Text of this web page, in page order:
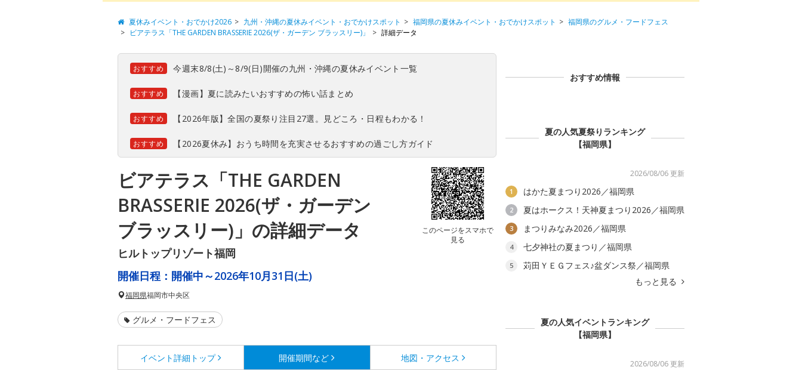
夏休みイベント・おでかけ2026 九州・沖縄の夏休みイベント・おでかけスポット 福岡県の夏休みイベント・おでかけスポット
福岡県のグルメ・フードフェス
ビアテラス「THE GARDEN BRASSERIE 2026(ザ・ガーデン ブラッスリー)」
詳細データ
おすすめ 今週末8/8(土)～8/9(日)開催の九州・沖縄の夏休みイベント一覧
おすすめ 【漫画】夏に読みたいおすすめの怖い話まとめ
おすすめ 【2026年版】全国の夏祭り注目27選。見どころ・日程もわかる！
おすすめ 【2026夏休み】おうち時間を充実させるおすすめの過ごし方ガイド
ビアテラス「THE GARDEN
BRASSERIE 2026(ザ・ガーデン
ブラッスリー)」の詳細データ
ヒルトップリゾート福岡
このページをスマホで
見る
開催日程： 開催中～2026年10月31日(土)
福岡県福岡市中央区
グルメ・フードフェス
イベント詳細 トップ 開催期間など 地図・アクセス
おすすめ情報
夏の人気夏祭りランキング
【福岡県】
2026/08/06 更新
1 はかた夏まつり2026／福岡県
2 夏はホークス！天神夏まつり2026／福岡県
3 まつりみなみ2026／福岡県
4 七夕神社の夏まつり／福岡県
5
苅田ＹＥＧフェス♪盆ダンス祭／福岡県
もっと見る
夏の人気イベントランキング
【福岡県】
2026/08/06 更新